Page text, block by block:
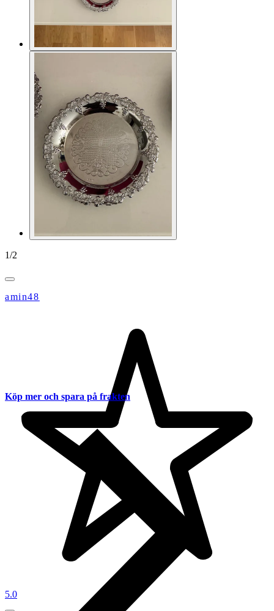
1/2
amin48
5.0
Köp mer och spara på frakten